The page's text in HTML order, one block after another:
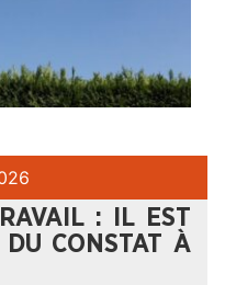
: IL EST
CONSTAT À